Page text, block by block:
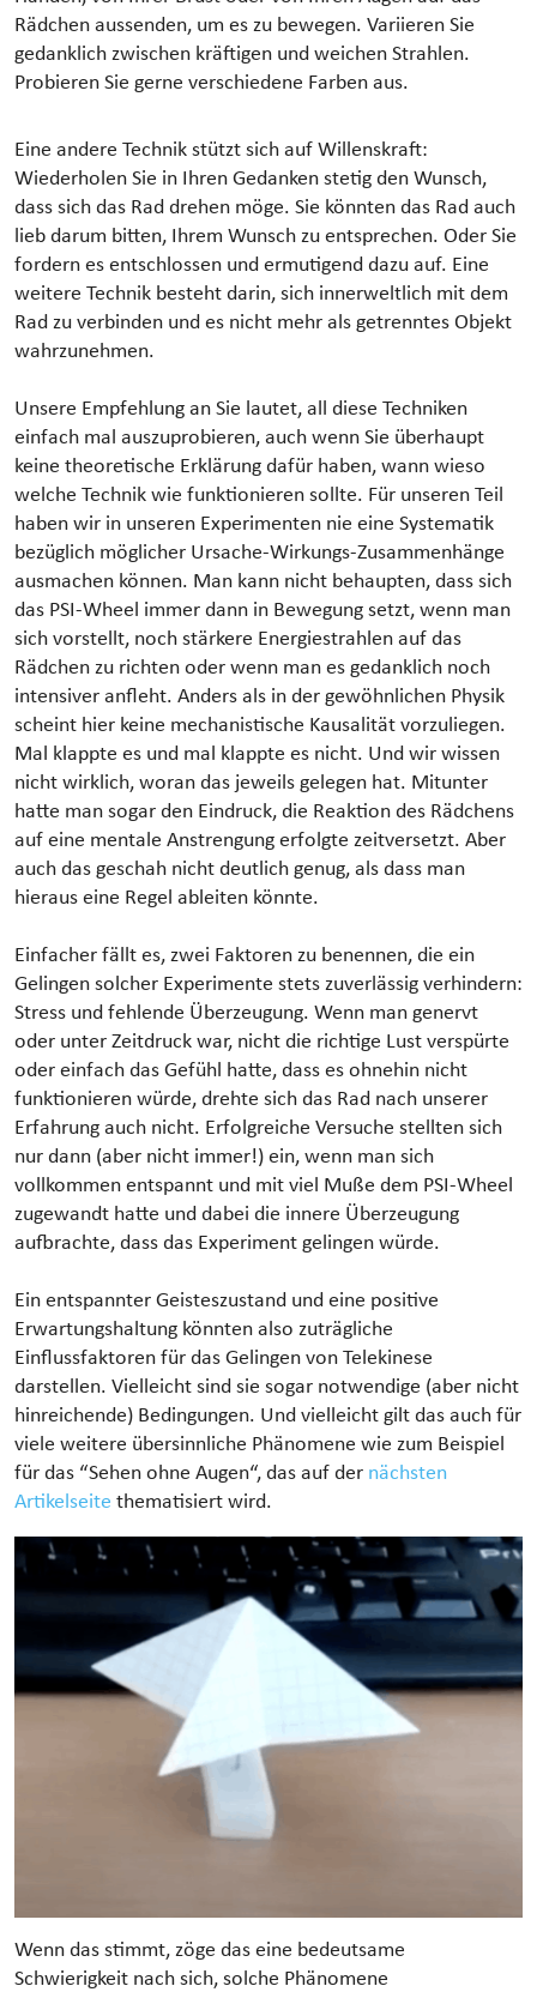
Rädchen aussenden, um es zu bewegen. Variieren Sie
gedanklich zwischen kräftigen und weichen Strahlen.
Probieren Sie gerne verschiedene Farben aus.
Eine andere Technik stützt sich auf Willenskraft:
Wiederholen Sie in Ihren Gedanken stetig den Wunsch,
dass sich das Rad drehen möge. Sie könnten das Rad auch
lieb darum bitten, Ihrem Wunsch zu entsprechen. Oder Sie
fordern es entschlossen und ermutigend dazu auf. Eine
weitere Technik besteht darin, sich innerweltlich mit dem
Rad zu verbinden und es nicht mehr als getrenntes Objekt
wahrzunehmen.
Unsere Empfehlung an Sie lautet, all diese Techniken
einfach mal auszuprobieren, auch wenn Sie überhaupt
keine theoretische Erklärung dafür haben, wann wieso
welche Technik wie funktionieren sollte. Für unseren Teil
haben wir in unseren Experimenten nie eine Systematik
bezüglich möglicher Ursache-Wirkungs-Zusammenhänge
ausmachen können. Man kann nicht behaupten, dass sich
das PSI-Wheel immer dann in Bewegung setzt, wenn man
sich vorstellt, noch stärkere Energiestrahlen auf das
Rädchen zu richten oder wenn man es gedanklich noch
intensiver anfleht. Anders als in der gewöhnlichen Physik
scheint hier keine mechanistische Kausalität vorzuliegen.
Mal klappte es und mal klappte es nicht. Und wir wissen
nicht wirklich, woran das jeweils gelegen hat. Mitunter
hatte man sogar den Eindruck, die Reaktion des Rädchens
auf eine mentale Anstrengung erfolgte zeitversetzt. Aber
auch das geschah nicht deutlich genug, als dass man
hieraus eine Regel ableiten könnte.
Einfacher fällt es, zwei Faktoren zu benennen, die ein
Gelingen solcher Experimente stets zuverlässig verhindern:
Stress und fehlende Überzeugung. Wenn man genervt
oder unter Zeitdruck war, nicht die richtige Lust verspürte
oder einfach das Gefühl hatte, dass es ohnehin nicht
funktionieren würde, drehte sich das Rad nach unserer
Erfahrung auch nicht. Erfolgreiche Versuche stellten sich
nur dann (aber nicht immer!) ein, wenn man sich
vollkommen entspannt und mit viel Muße dem PSI-Wheel
zugewandt hatte und dabei die innere Überzeugung
aufbrachte, dass das Experiment gelingen würde.
Ein entspannter Geisteszustand und eine positive
Erwartungshaltung könnten also zuträgliche
Einflussfaktoren für das Gelingen von Telekinese
darstellen. Vielleicht sind sie sogar notwendige (aber nicht
hinreichende) Bedingungen. Und vielleicht gilt das auch für
viele weitere übersinnliche Phänomene wie zum Beispiel
für das “Sehen ohne Augen“, das auf der nächsten
Artikelseite thematisiert wird.
Wenn das stimmt, zöge das eine bedeutsame
Schwierigkeit nach sich, solche Phänomene